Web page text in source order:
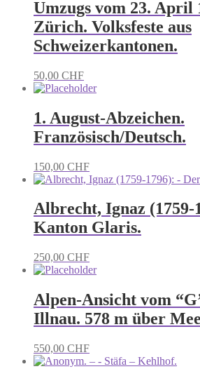
Umzugs vom 23. April
Zürich. Volksfeste aus
Schweizerkantonen.
50,00 CHF
1. August-Abzeichen.
Französisch/Deutsch.
150,00 CHF
Albrecht, Ignaz (1759-
Kanton Glaris.
250,00 CHF
Alpen-Ansicht vom
Illnau. 578 m über
550,00 CHF